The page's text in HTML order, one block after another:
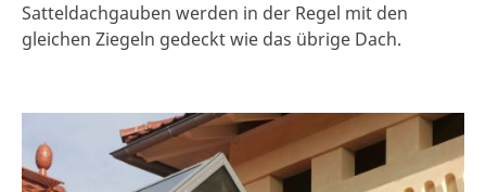
Satteldachgauben werden in der Regel mit den
gleichen Ziegeln gedeckt wie das übrige Dach.